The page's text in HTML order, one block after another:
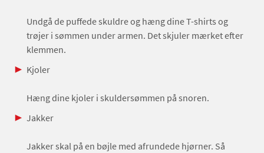
Undgå de puffede skuldre og hæng dine T-shirts og
trøjer i sømmen under armen. Det skjuler mærket efter
klemmen.
Kjoler
Hæng dine kjoler i skuldersømmen på snoren.
Jakker
Jakker skal på en bøjle med afrundede hjørner. Så